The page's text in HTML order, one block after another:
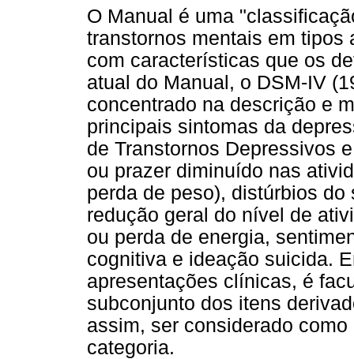
O Manual é uma
transtornos mentais em tipos
com características que os
atual do Manual, o DSM-IV
concentrado na descrição e
principais sintomas da
de Transtornos Depressivos
ou prazer diminuído nas
perda de peso), distúrbios
redução geral do nível de
ou perda de energia,
cognitiva e ideação suicida.
apresentações clínicas, é
subconjunto dos itens
assim, ser considerado
categoria.